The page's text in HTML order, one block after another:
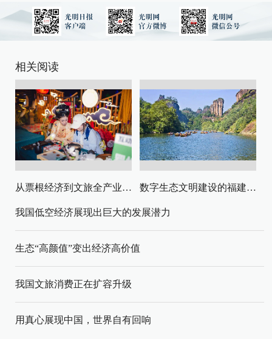
相关阅读
从票根经济到文旅全产业链升级 数字生态文明建设的福建路径与启示
我国低空经济展现出巨大的发展潜力
生态“高颜值”变出经济高价值
我国文旅消费正在扩容升级
用真心展现中国，世界自有回响